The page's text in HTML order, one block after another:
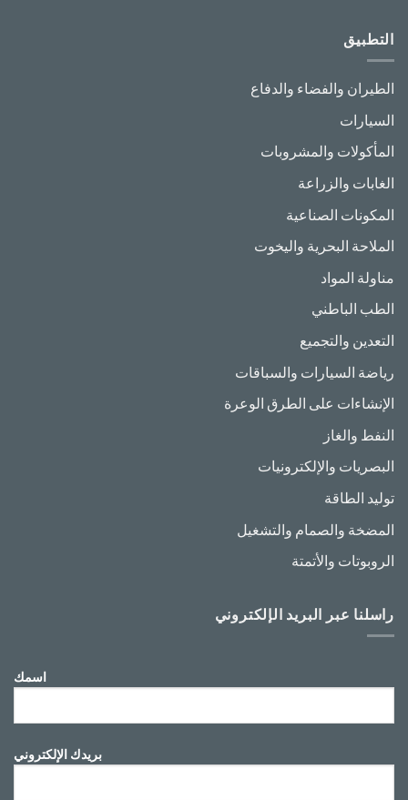
التطبيق
الطيران والفضاء والدفاع
السيارات
المأكولات والمشروبات
الغابات والزراعة
المكونات الصناعية
الملاحة البحرية واليخوت
مناولة المواد
الطب الباطني
التعدين والتجميع
رياضة السيارات والسباقات
الإنشاءات على الطرق الوعرة
النفط والغاز
البصريات والإلكترونيات
توليد الطاقة
المضخة والصمام والتشغيل
الروبوتات والأتمتة
راسلنا عبر البريد الإلكتروني
اسمك
بريدك الإلكتروني